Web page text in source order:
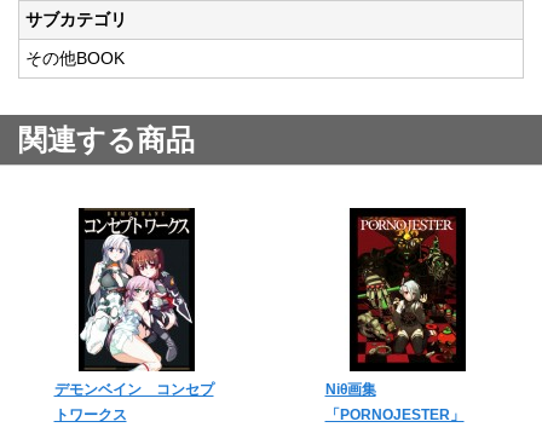
サブカテゴリ
その他BOOK
関連する商品
デモンベイン コンセプ
トワークス
Niθ画集
「PORNOJESTER」